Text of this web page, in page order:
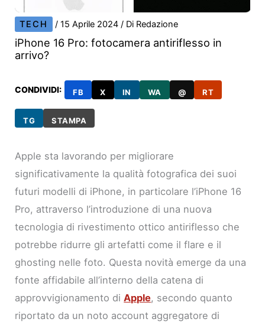
TECH /15 Aprile 2024 / Di Redazione
iPhone 16 Pro: fotocamera antiriflesso in
arrivo?
CONDIVIDI: FB X IN WA @ RT
TG STAMPA
Apple sta lavorando per migliorare
significativamente la qualità fotografica dei suoi
futuri modelli di iPhone, in particolare l’iPhone 16
Pro, attraverso l’introduzione di una nuova
tecnologia di rivestimento ottico antiriflesso che
potrebbe ridurre gli artefatti come il flare e il
ghosting nelle foto. Questa novità emerge da una
fonte affidabile all’interno della catena di
approvvigionamento diApple, secondo quanto
riportato da un noto account aggregatore di